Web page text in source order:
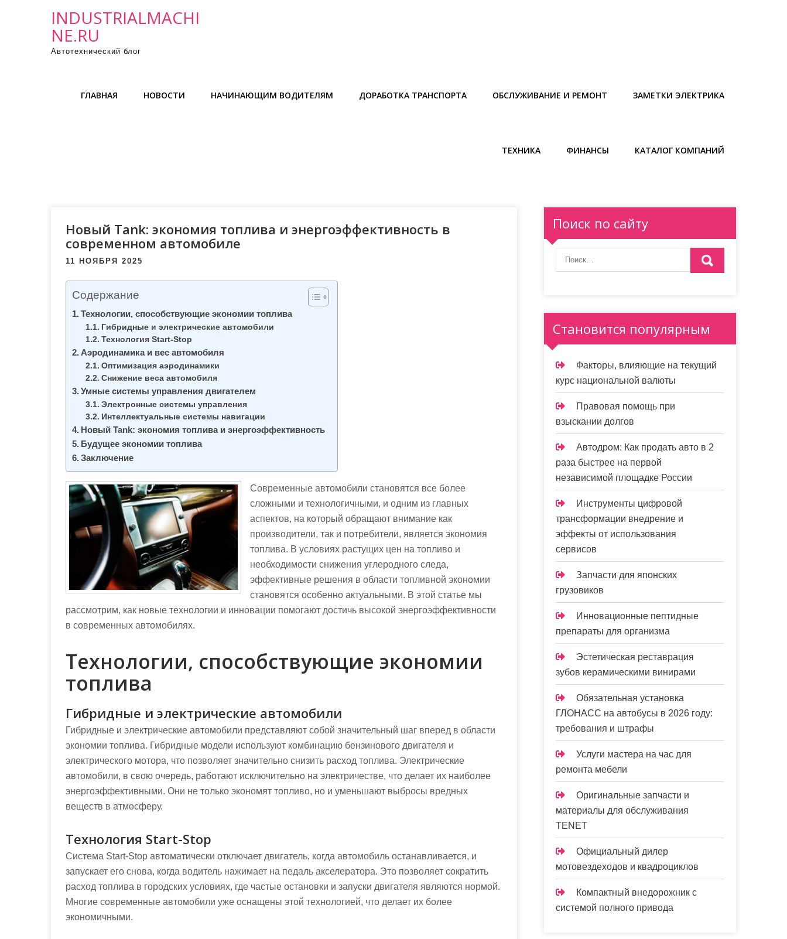
INDUSTRIALMACHI
NE.RU
Автотехнический блог
ГЛАВНАЯ НОВОСТИ НАЧИНАЮЩИМ ВОДИТЕЛЯМ ДОРАБОТКА ТРАНСПОРТА ОБСЛУЖИВАНИЕ И РЕМОНТ ЗАМЕТКИ ЭЛЕКТРИКА
ТЕХНИКА ФИНАНСЫ КАТАЛОГ КОМПАНИЙ
Новый Tank: экономия топлива и энергоэффективность в
современном автомобиле
11 НОЯБРЯ 2025
Содержание
Технологии, способствующие экономии топлива
Гибридные и электрические автомобили
Технология Start-Stop
Аэродинамика и вес автомобиля
Оптимизация аэродинамики
Снижение веса автомобиля
Умные системы управления двигателем
Электронные системы управления
Интеллектуальные системы навигации
Новый Tank: экономия топлива и энергоэффективность
Будущее экономии топлива
Заключение
Современные автомобили становятся все более
сложными и технологичными, и одним из главных
аспектов, на который обращают внимание как
производители, так и потребители, является экономия
топлива. В условиях растущих цен на топливо и
необходимости снижения углеродного следа,
эффективные решения в области топливной экономии
становятся особенно актуальными. В этой статье мы
рассмотрим, как новые технологии и инновации помогают достичь высокой энергоэффективности
в современных автомобилях.
Технологии, способствующие экономии
топлива
Гибридные и электрические автомобили
Гибридные и электрические автомобили представляют собой значительный шаг вперед в области
экономии топлива. Гибридные модели используют комбинацию бензинового двигателя и
электрического мотора, что позволяет значительно снизить расход топлива. Электрические
автомобили, в свою очередь, работают исключительно на электричестве, что делает их наиболее
энергоэффективными. Они не только экономят топливо, но и уменьшают выбросы вредных
веществ в атмосферу.
Технология Start-Stop
Система Start-Stop автоматически отключает двигатель, когда автомобиль останавливается, и
запускает его снова, когда водитель нажимает на педаль акселератора. Это позволяет сократить
расход топлива в городских условиях, где частые остановки и запуски двигателя являются нормой.
Многие современные автомобили уже оснащены этой технологией, что делает их более
экономичными.
Поиск по сайту
Становится популярным
Факторы, влияющие на текущий
курс национальной валюты
Правовая помощь при
взыскании долгов
Автодром: Как продать авто в 2
раза быстрее на первой
независимой площадке России
Инструменты цифровой
трансформации внедрение и
эффекты от использования
сервисов
Запчасти для японских
грузовиков
Инновационные пептидные
препараты для организма
Эстетическая реставрация
зубов керамическими винирами
Обязательная установка
ГЛОНАСС на автобусы в 2026 году:
требования и штрафы
Услуги мастера на час для
ремонта мебели
Оригинальные запчасти и
материалы для обслуживания
TENET
Официальный дилер
мотовездеходов и квадроциклов
Компактный внедорожник с
системой полного привода